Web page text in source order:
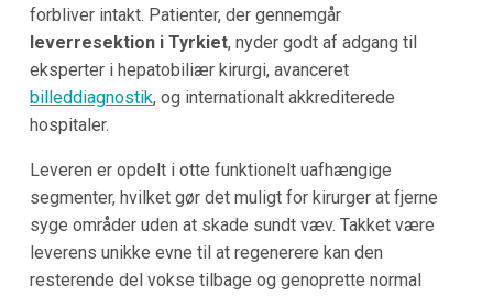
forbliver intakt. Patienter, der gennemgår
leverresektion i Tyrkiet, nyder godt af adgang til
eksperter i hepatobiliær kirurgi, avanceret
billeddiagnostik, og internationalt akkrediterede
hospitaler.
Leveren er opdelt i otte funktionelt uafhængige
segmenter, hvilket gør det muligt for kirurger at fjerne
syge områder uden at skade sundt væv. Takket være
leverens unikke evne til at regenerere kan den
resterende del vokse tilbage og genoprette normal